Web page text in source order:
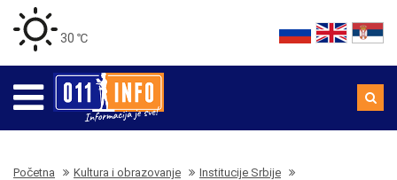
30 ℃
Početna Kultura i obrazovanje Institucije Srbije